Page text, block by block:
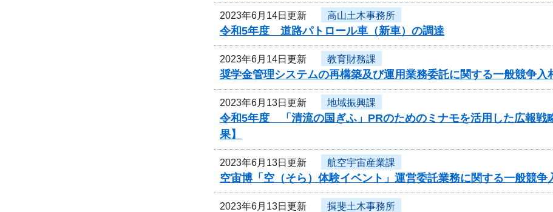
2023年6月14日更新 高山土木事務所
令和5年度 道路パトロール車（新車）の調達
2023年6月14日更新 教育財務課
奨学金管理システムの再構築及び運用業務委託に関する一般競争入
2023年6月13日更新 地域振興課
令和5年度 「清流の国ぎふ」PRのためのミナモを活用した広報戦
果】
2023年6月13日更新 航空宇宙産業課
空宙博「空（そら）体験イベント」運営委託業務に関する一般競争
2023年6月13日更新 揖斐土木事務所